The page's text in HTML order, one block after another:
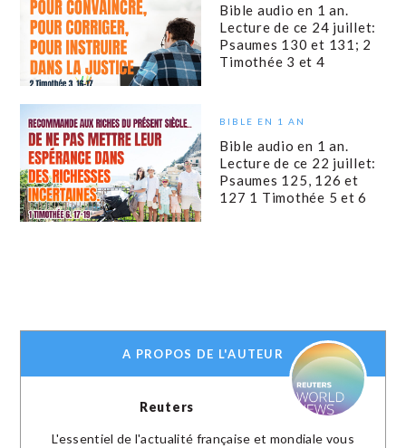
Bible audio en 1 an.
Lecture de ce 24 juillet:
Psaumes 130 et 131; 2
Timothée 3 et 4
BIBLE EN 1 AN
Bible audio en 1 an.
Lecture de ce 22 juillet:
Psaumes 125, 126 et
127 1 Timothée 5 et 6
A PROPOS DE L'AUTEUR
Reuters
L'essentiel de l'actualité française et mondiale vous